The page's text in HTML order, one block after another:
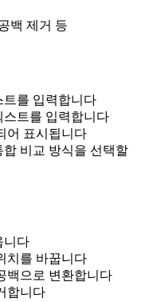
백 제거 등
트를 입력합니다
스트를 입력합니다
어 표시됩니다
비교 방식을 선택할
니다
치를 바꿉니다
백으로 변환합니다
합니다